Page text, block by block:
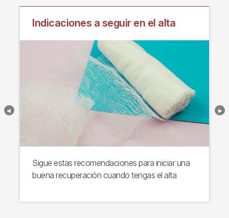
Indicaciones a seguir en el alta
Sigue estas recomendaciones para iniciar una
buena recuperación cuando tengas el alta